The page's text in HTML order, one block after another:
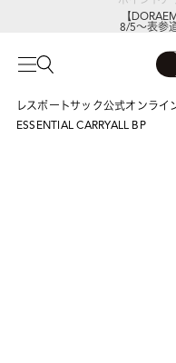
【
8/5～表参
レスポートサック公式オンライ
ESSENTIAL CARRYALL BP